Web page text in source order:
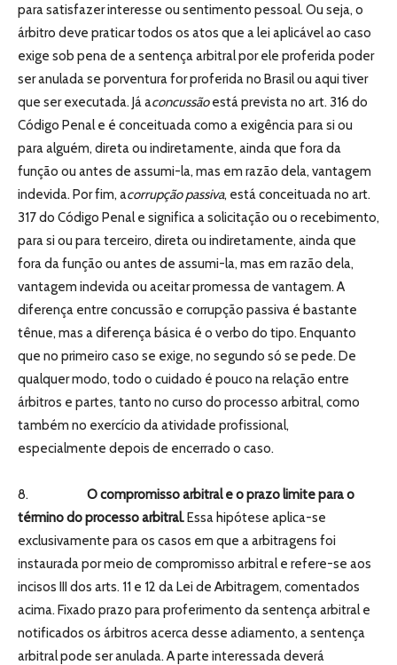
para satisfazer interesse ou sentimento pessoal. Ou seja, o
árbitro deve praticar todos os atos que a lei aplicável ao caso
exige sob pena de a sentença arbitral por ele proferida poder
ser anulada se porventura for proferida no Brasil ou aqui tiver
que ser executada. Já aconcussãoestá prevista no art. 316 do
Código Penal e é conceituada como a exigência para si ou
para alguém, direta ou indiretamente, ainda que fora da
função ou antes de assumi-la, mas em razão dela, vantagem
indevida. Por fim, acorrupção passiva, está conceituada no art.
317 do Código Penal e significa a solicitação ou o recebimento,
para si ou para terceiro, direta ou indiretamente, ainda que
fora da função ou antes de assumi-la, mas em razão dela,
vantagem indevida ou aceitar promessa de vantagem. A
diferença entre concussão e corrupção passiva é bastante
tênue, mas a diferença básica é o verbo do tipo. Enquanto
que no primeiro caso se exige, no segundo só se pede. De
qualquer modo, todo o cuidado é pouco na relação entre
árbitros e partes, tanto no curso do processo arbitral, como
também no exercício da atividade profissional,
especialmente depois de encerrado o caso.
8. O compromisso arbitral e o prazo limite para o
término do processo arbitral.Essa hipótese aplica-se
exclusivamente para os casos em que a arbitragens foi
instaurada por meio de compromisso arbitral e refere-se aos
incisos III dos arts. 11 e 12 da Lei de Arbitragem, comentados
acima. Fixado prazo para proferimento da sentença arbitral e
notificados os árbitros acerca desse adiamento, a sentença
arbitral pode ser anulada. A parte interessada deverá